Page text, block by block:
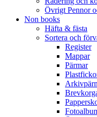
Övrigt Pennor
Non books
Häfta & fästa
Sortera och
Register
Mappar
Pärmar